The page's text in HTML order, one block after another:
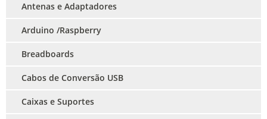
Antenas e Adaptadores
Arduino /Raspberry
Breadboards
Cabos de Conversão USB
Caixas e Suportes